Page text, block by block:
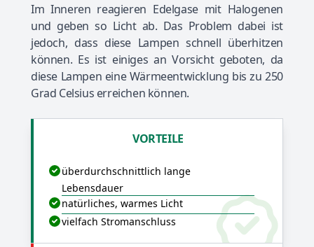
Im Inneren reagieren Edelgase mit Halogenen
und geben so Licht ab. Das Problem dabei ist
jedoch, dass diese Lampen schnell überhitzen
können. Es ist einiges an Vorsicht geboten, da
diese Lampen eine Wärmeentwicklung bis zu 250
Grad Celsius erreichen können.
VORTEILE
überdurchschnittlich lange
Lebensdauer
natürliches, warmes Licht
vielfach Stromanschluss